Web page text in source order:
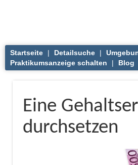
Startseite | Detailsuche |
Praktikumsanzeige schalten
| Blog
Eine
durchsetzen